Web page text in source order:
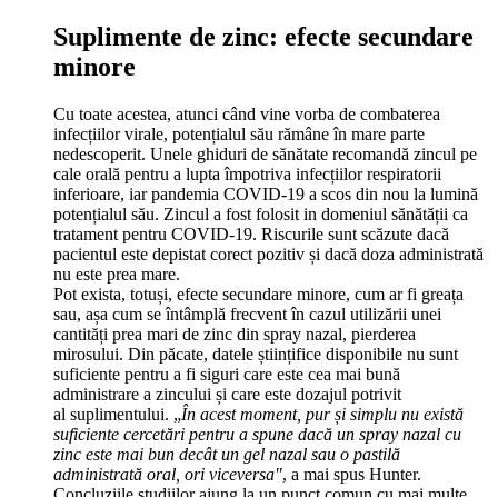
Suplimente de zinc: efecte secundare
minore
Cu toate acestea, atunci când vine vorba de combaterea
infecțiilor virale, potențialul său rămâne în mare parte
nedescoperit. Unele ghiduri de sănătate recomandă zincul pe
cale orală pentru a lupta împotriva infecțiilor respiratorii
inferioare, iar pandemia COVID-19 a scos din nou la lumină
potențialul său. Zincul a fost folosit in domeniul sănătății ca
tratament pentru COVID-19. Riscurile sunt scăzute dacă
pacientul este depistat corect pozitiv și dacă doza administrată
nu este prea mare.
Pot exista, totuși, efecte secundare minore, cum ar fi greața
sau, așa cum se întâmplă frecvent în cazul utilizării unei
cantități prea mari de zinc din spray nazal, pierderea
mirosului. Din păcate, datele științifice disponibile nu sunt
suficiente pentru a fi siguri care este cea mai bună
administrare a zincului și care este dozajul potrivit
al suplimentului. „În acest moment, pur și simplu nu există
suficiente cercetări pentru a spune dacă un spray nazal cu
zinc este mai bun decât un gel nazal sau o pastilă
administrată oral, ori viceversa", a mai spus Hunter.